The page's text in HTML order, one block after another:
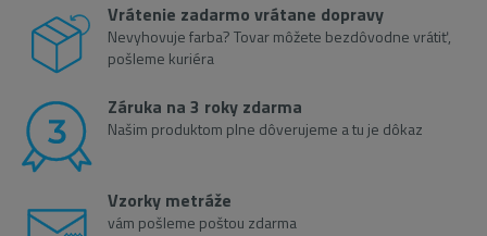
Vrátenie zadarmo vrátane dopravy
Nevyhovuje farba? Tovar môžete bezdôvodne vrátiť,
pošleme kuriéra
Záruka na 3 roky zdarma
Našim produktom plne dôverujeme a tu je dôkaz
Vzorky metráže
vám pošleme poštou zdarma